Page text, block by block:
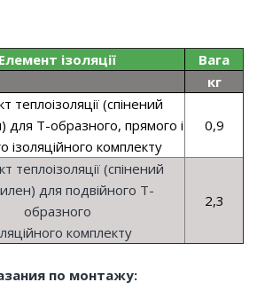
Елемент ізоляції
Вага
кг
теплоізоляції (спінений
для Т-образного, прямого і
ізоляційного комплекту
0,9
теплоізоляції (спінений
для подвійного Т-
образного
комплекту
2,3
по монтажу: